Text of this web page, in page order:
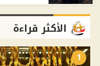
الأكثر قراءة
1